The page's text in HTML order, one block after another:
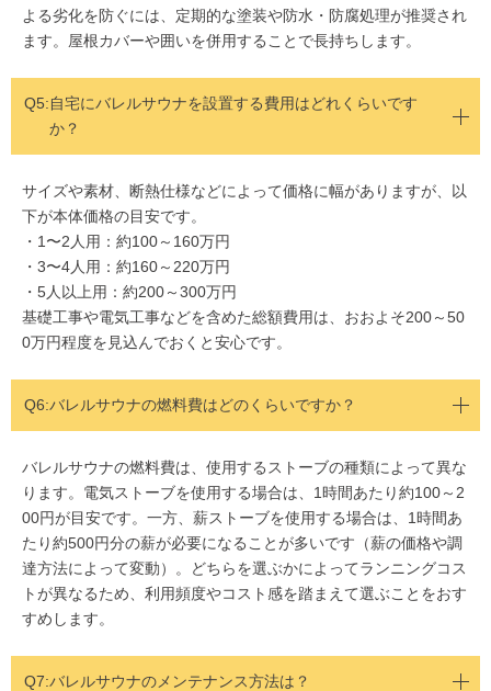
よる劣化を防ぐには、定期的な塗装や防水・防腐処理が推奨され
ます。屋根カバーや囲いを併用することで長持ちします。
Q5:自宅にバレルサウナを設置する費用はどれくらいです
か？
サイズや素材、断熱仕様などによって価格に幅がありますが、以
下が本体価格の目安です。
・1〜2人用：約100～160万円
・3〜4人用：約160～220万円
・5人以上用：約200～300万円
基礎工事や電気工事などを含めた総額費用は、おおよそ200～50
0万円程度を見込んでおくと安心です。
Q6:バレルサウナの燃料費はどのくらいですか？
バレルサウナの燃料費は、使用するストーブの種類によって異な
ります。電気ストーブを使用する場合は、1時間あたり約100～2
00円が目安です。一方、薪ストーブを使用する場合は、1時間あ
たり約500円分の薪が必要になることが多いです（薪の価格や調
達方法によって変動）。どちらを選ぶかによってランニングコス
トが異なるため、利用頻度やコスト感を踏まえて選ぶことをおす
すめします。
Q7:バレルサウナのメンテナンス方法は？